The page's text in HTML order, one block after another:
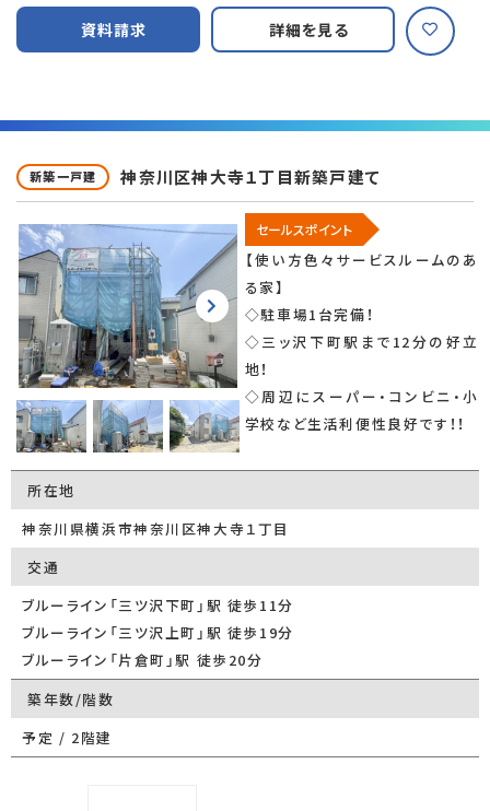
資料請求 詳細を見る
新築一戸建 神奈川区神大寺１丁目新築戸建て
セールスポイント
【使い方色々サービスルームのあ
る家】
◇駐車場1台完備！
◇三ッ沢下町駅まで12分の好立
地！
◇周辺にスーパー・コンビニ・小
学校など生活利便性良好です！！
所在地
神奈川県横浜市神奈川区神大寺１丁目
交通
ブルーライン「三ツ沢下町」駅 徒歩11分
ブルーライン「三ツ沢上町」駅 徒歩19分
ブルーライン「片倉町」駅 徒歩20分
築年数/階数
予定 / 2階建